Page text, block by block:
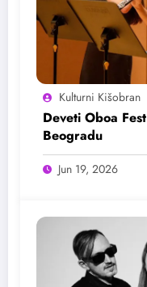
Kulturni Kišobran
Deveti Oboa
Beogradu
Jun 19, 2026